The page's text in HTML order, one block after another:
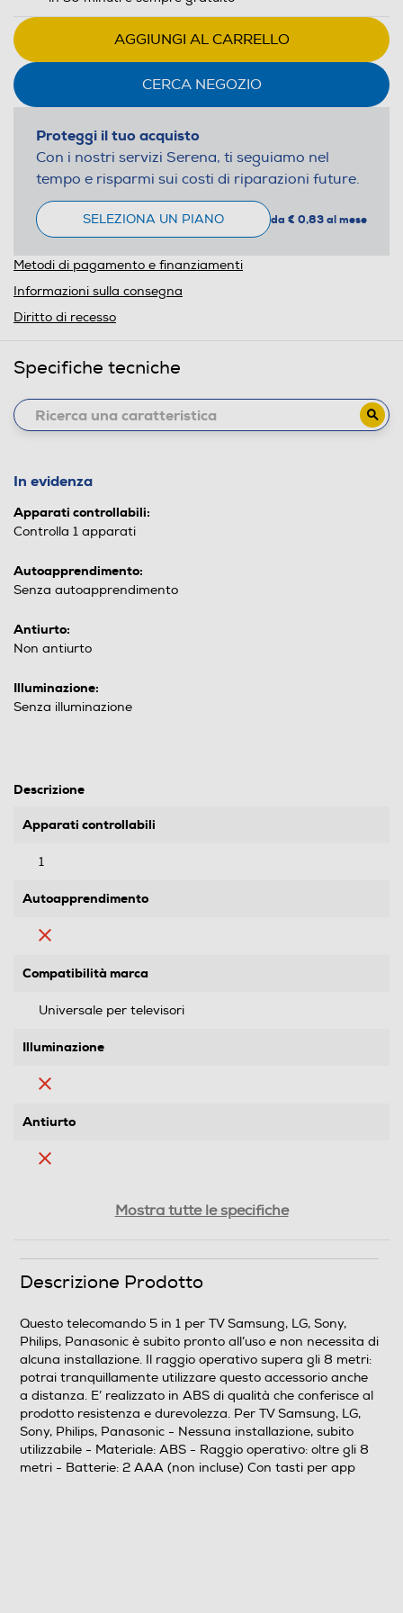
AGGIUNGI AL CARRELLO
CERCA NEGOZIO
Proteggi il tuo acquisto
Con i nostri servizi Serena, ti seguiamo nel
tempo e risparmi sui costi di riparazioni future.
SELEZIONA UN PIANO da € 0,83 al mese
Metodi di pagamento e finanziamenti
Informazioni sulla consegna
Diritto di recesso
Specifiche tecniche
In evidenza
Apparati controllabili:
Controlla 1 apparati
Autoapprendimento:
Senza autoapprendimento
Antiurto:
Non antiurto
Illuminazione:
Senza illuminazione
Descrizione
Apparati controllabili
1
Autoapprendimento
Compatibilità marca
Universale per televisori
Illuminazione
Antiurto
Descrizione marketing
<p>Questo&nbsp;<strong><em>telecomando 5 in 1 per
TV&nbsp;Samsung, LG, Sony, Philips, Panasonic</em>
</strong>&nbsp;è subito pronto all’uso e&nbsp;
<strong>non necessita di alcuna
installazione</strong>.&nbsp;</p> <p>Il raggio
operativo&nbsp;<strong>supera gli 8 metri</strong>:
Mostra tutte le specifiche
Descrizione Prodotto
Questo telecomando 5 in 1 per TV Samsung, LG, Sony,
Philips, Panasonic è subito pronto all’uso e non necessita di
alcuna installazione. Il raggio operativo supera gli 8 metri:
potrai tranquillamente utilizzare questo accessorio anche
a distanza. E’ realizzato in ABS di qualità che conferisce al
prodotto resistenza e durevolezza. Per TV Samsung, LG,
Sony, Philips, Panasonic - Nessuna installazione, subito
utilizzabile - Materiale: ABS - Raggio operativo: oltre gli 8
metri - Batterie: 2 AAA (non incluse) Con tasti per app